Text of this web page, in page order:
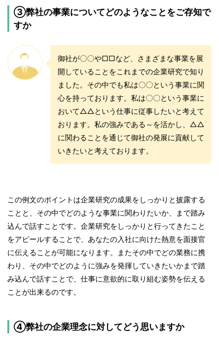
③弊社の事業についてどのようなことをご存知で
すか
御社が〇〇や□□など、さまざまな事業を展
開していることをこれまでの企業研究で知り
ました。その中でも私は〇〇という事業に関
心を持っております。私は〇〇という事業に
おいて△△という仕事に従事したいと考えて
おります。私の強みである～を活かし、△△
に関わることを通じて御社の発展に貢献して
いきたいと考えております。
この例文のポイントは企業研究の成果をしっかりと披露する
ことと、その中でどのような事業に関わりたいか、まで踏み
込んで話すことです。企業研究をしっかりと行ってきたこと
をアピールすることで、あなたの入社に向けた熱意を面接官
に伝えることが可能になります。またその中でどの業務に携
わり、その中でどのように強みを発揮していきたいかまで踏
み込んで話すことで、仕事に意欲的に取り組む姿勢を伝える
ことが出来るのです。
④弊社の企業理念に対してどう思いますか